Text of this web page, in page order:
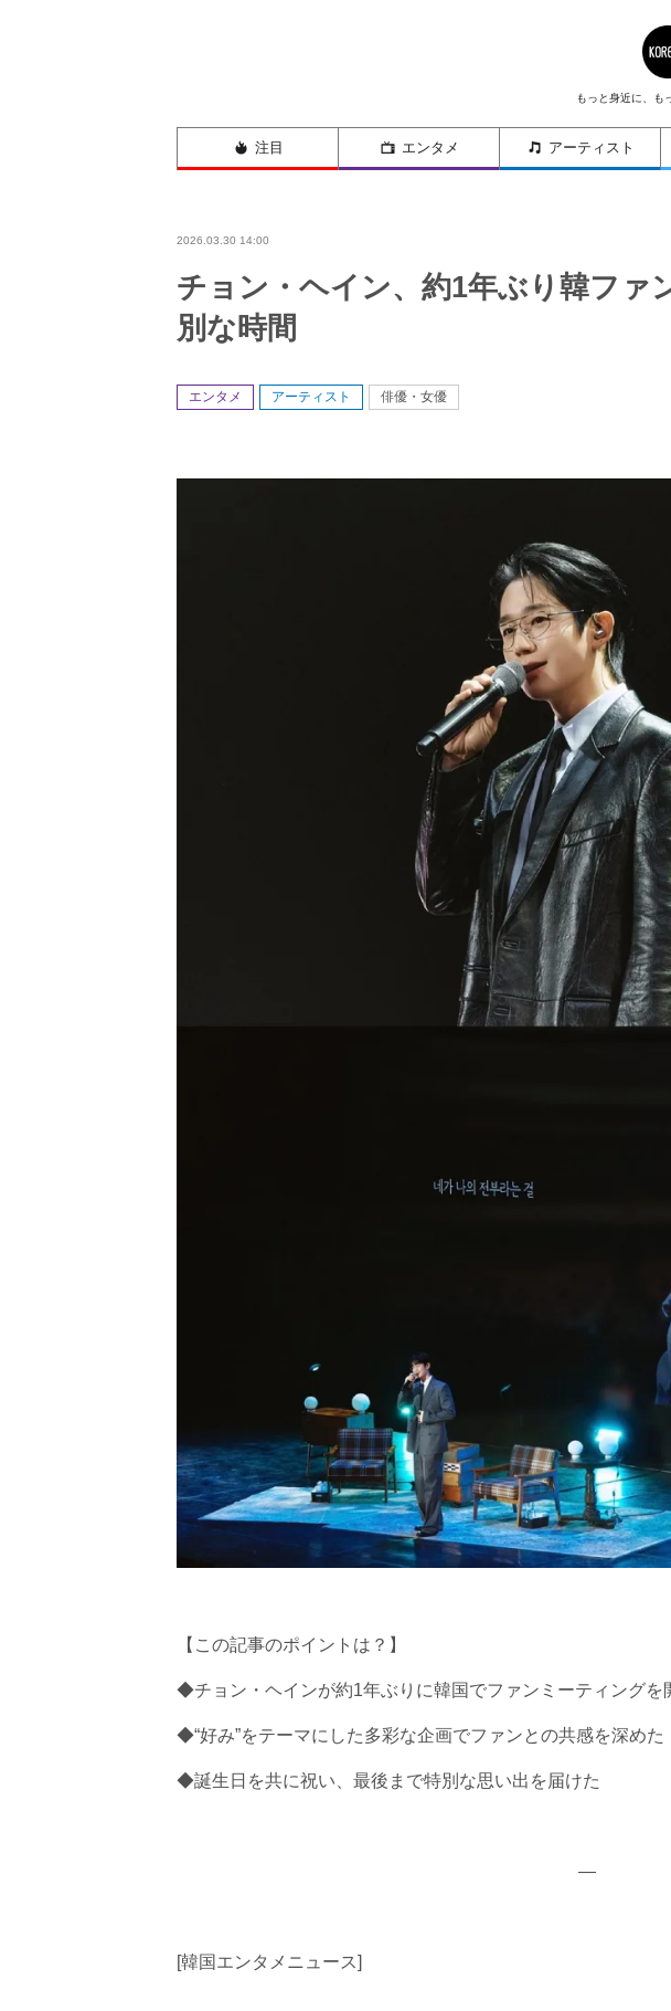
もっと身近に、も
注目 エンタメ アーティスト
2026.03.30 14:00
チョン・ヘイン、約1年ぶり韓フ
別な時間
エンタメ アーティスト 俳優・女優
【この記事のポイントは？】
◆チョン・ヘインが約1年ぶりに韓国でファンミーティングを
◆“好み”をテーマにした多彩な企画でファンとの共感を深めた
◆誕生日を共に祝い、最後まで特別な思い出を届けた
—
[韓国エンタメニュース]